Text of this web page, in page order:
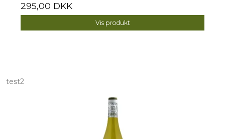
295,00 DKK
Vis produkt
test2